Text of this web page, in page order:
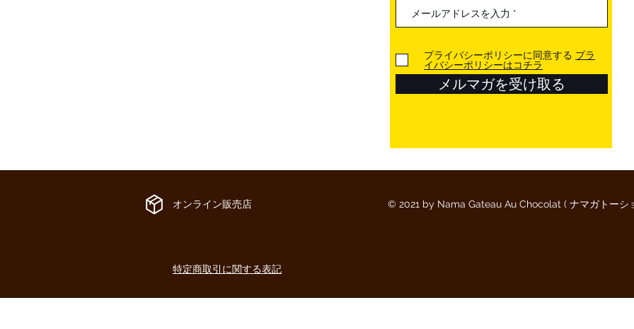
プライバシーポリシーに同意する プラ
イバシーポリシーはコチラ
メルマガを受け取る
​オンライン販売店 © 2021 by Nama Gateau Au Chocolat ( ナマガトーシ
​特定商取引に関する表記